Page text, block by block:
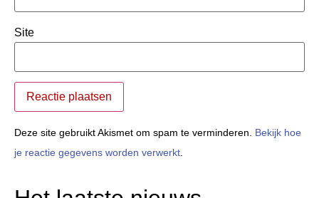
Site
Deze site gebruikt Akismet om spam te verminderen. Bekijk hoe
je reactie gegevens worden verwerkt